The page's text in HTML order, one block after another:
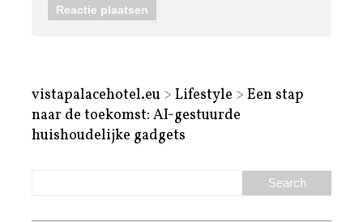
vistapalacehotel.eu > Lifestyle > Een stap
naar de toekomst: AI-gestuurde
huishoudelijke gadgets